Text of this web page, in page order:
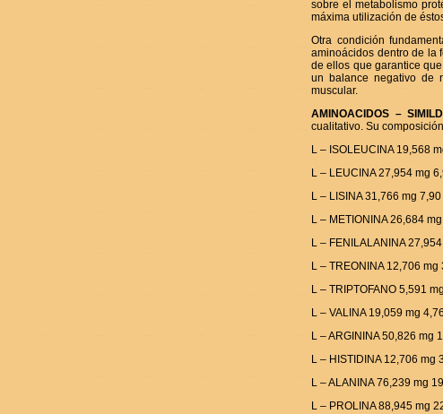
sobre el metabolismo
máxima utilización de
Otra condición
aminoácidos dentro de la
de ellos que garantice
un balance negativo de
muscular.
AMINOACIDOS –
cualitativo. Su
L – ISOLEUCINA 19,568
L – LEUCINA 27,954 mg
L – LISINA 31,766 mg
L – METIONINA 26,684
L – FENILALANINA
L – TREONINA 12,706 mg
L – TRIPTOFANO 5,591
L – VALINA 19,059 mg
L – ARGININA 50,826 mg
L – HISTIDINA 12,706 mg
L – ALANINA 76,239 mg
L – PROLINA 88,945 mg